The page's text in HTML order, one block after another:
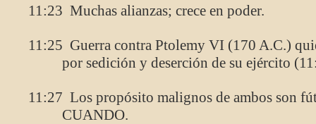
11:23 Muchas alianzas; crece en poder.
11:25 Guerra contra Ptolemy VI (170 A.C.)
por sedición y deserción de su ejército
11:27 Los propósito malignos de ambos son
CUANDO.